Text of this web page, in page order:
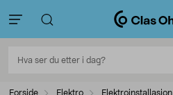
Forside Elektro Elektroinstallasjon